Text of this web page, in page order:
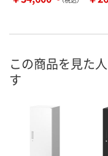
この商品を見た
す